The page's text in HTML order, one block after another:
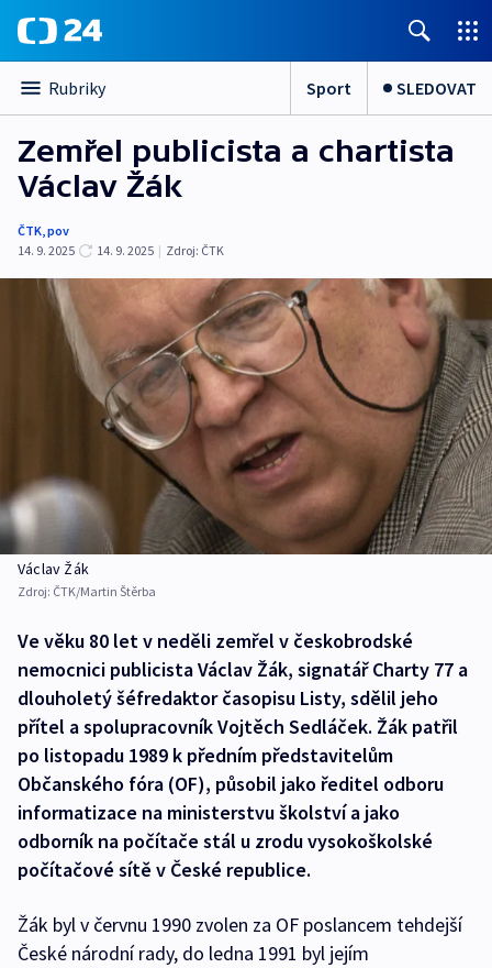
Rubriky Sport SLEDOVAT
Zemřel publicista a chartista
Václav Žák
ČTK,pov
14. 9. 2025
14. 9. 2025 | Zdroj: ČTK
Václav Žák
Zdroj: ČTK/Martin Štěrba
Ve věku 80 let v neděli zemřel v českobrodské
nemocnici publicista Václav Žák, signatář Charty 77 a
dlouholetý šéfredaktor časopisu Listy, sdělil jeho
přítel a spolupracovník Vojtěch Sedláček. Žák patřil
po listopadu 1989 k předním představitelům
Občanského fóra (OF), působil jako ředitel odboru
informatizace na ministerstvu školství a jako
odborník na počítače stál u zrodu vysokoškolské
počítačové sítě v České republice.
Žák byl v červnu 1990 zvolen za OF poslancem tehdejší
České národní rady, do ledna 1991 byl jejím